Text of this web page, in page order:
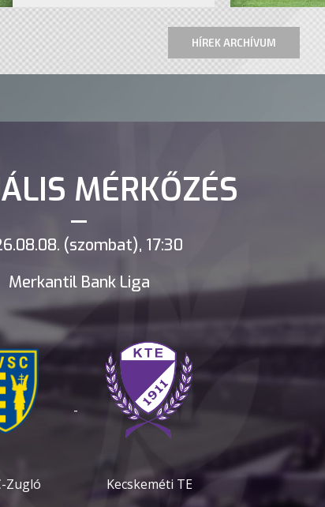
HÍREK ARCHÍVUM
MÉRKŐZÉS
(szombat), 17:30
Merkantil Bank Liga
Zugló
-
Kecskeméti TE